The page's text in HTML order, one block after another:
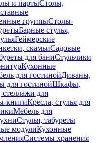
и партыСтолы,
группыСтолы-
Барные стулья,
Геймерские
скамьиСадовые
для баниСтульчики
Кухонные
для гостинойДиваны,
для гостинойШкафы,
для
книгиКресла, стулья для
Мебель для
Стулья, табуреты
модулиКухонные
Системы хранения